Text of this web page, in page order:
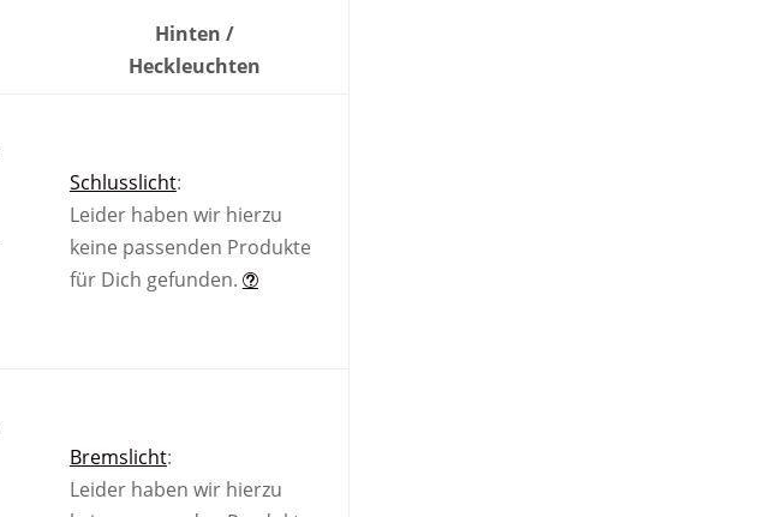
Hinten /
Heck­leuchten
Schlusslicht:
Leider haben wir hierzu
keine passenden Produkte
für Dich gefunden.
Bremslicht:
Leider haben wir hierzu